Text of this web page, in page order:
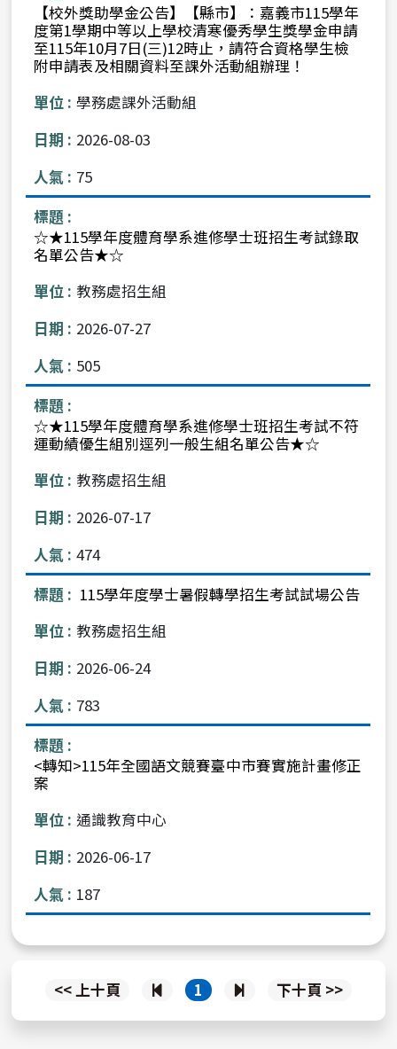
【校外獎助學金公告】【縣市】：嘉義市115學年
度第1學期中等以上學校清寒優秀學生獎學金申請
至115年10月7日(三)12時止，請符合資格學生檢
附申請表及相關資料至課外活動組辦理！
學務處課外活動組
2026-08-03
75
☆★115學年度體育學系進修學士班招生考試錄取
名單公告★☆
教務處招生組
2026-07-27
505
☆★115學年度體育學系進修學士班招生考試不符
運動績優生組別逕列一般生組名單公告★☆
教務處招生組
2026-07-17
474
115學年度學士暑假轉學招生考試試場公告
教務處招生組
2026-06-24
783
<轉知>115年全國語文競賽臺中市賽實施計畫修正
案
通識教育中心
2026-06-17
187
<< 上十頁 1 下十頁 >>